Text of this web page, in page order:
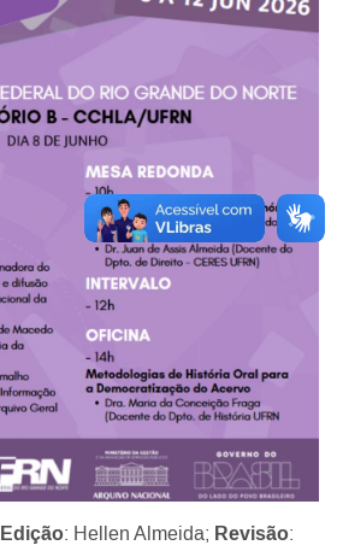
Edição: Hellen Almeida; Revisão: